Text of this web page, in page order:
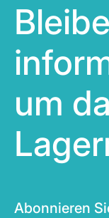
um
Abonnieren